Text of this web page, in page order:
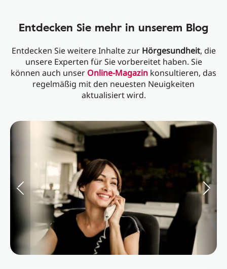
Entdecken Sie mehr in unserem Blog
Entdecken Sie weitere Inhalte zur Hörgesundheit, die
unsere Experten für Sie vorbereitet haben. Sie
können auch unser Online-Magazin konsultieren, das
regelmäßig mit den neuesten Neuigkeiten
aktualisiert wird.